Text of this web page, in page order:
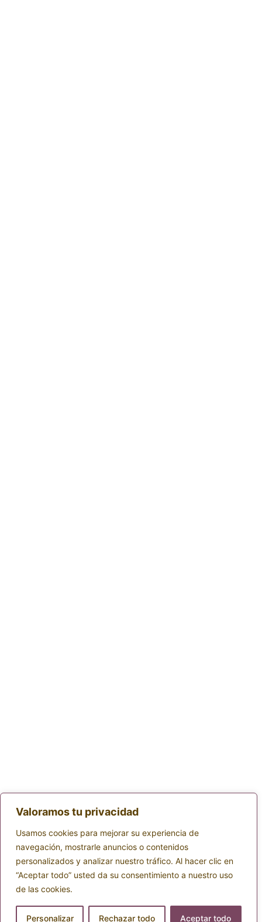
Valoramos tu privacidad
Usamos cookies para mejorar su experiencia de
navegación, mostrarle anuncios o contenidos
personalizados y analizar nuestro tráfico. Al hacer clic en
“Aceptar todo” usted da su consentimiento a nuestro uso
de las cookies.
Personalizar Rechazar todo Aceptar todo